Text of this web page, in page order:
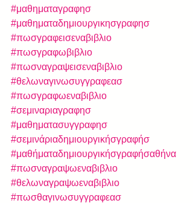
#μαθηματαγραφησ
#μαθηματαδημιουργικησγραφησ
#πωσγραφεισεναβιβλιο
#πωσγραφωβιβλιο
#πωσναγραψεισεναβιβλιο
#θελωναγινωσυγγραφεασ
#πωσγραφωεναβιβλιο
#σεμιναριαγραφησ
#μαθηματασυγγραφησ
#σεμινάριαδημιουργικήσγραφήσ
#μαθήματαδημιουργικήσγραφήσαθήνα
#πωσναγραψωεναβιβλιο
#θελωναγραψωεναβιβλιο
#πωσθαγινωσυγγραφεασ